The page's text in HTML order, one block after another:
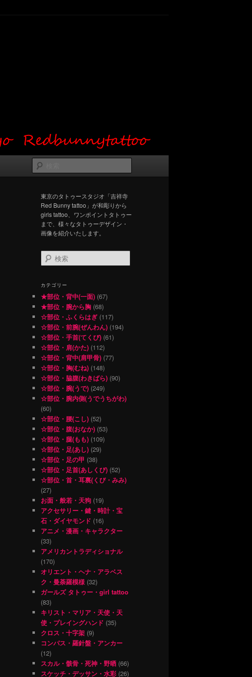
索
東京のタトゥースタジオ「吉祥寺
Red Bunny tattoo」が和彫りから
girls tattoo、ワンポイントタトゥー
まで、様々なタトゥーデザイン・
画像を紹介いたします。
検
索
カテゴリー
★部位・背中(一面) (67)
★部位・腕から胸 (68)
☆部位・ふくらはぎ (117)
☆部位・前腕(ぜんわん) (194)
☆部位・手首(てくび) (61)
☆部位・肩(かた) (112)
☆部位・背中(肩甲骨) (77)
☆部位・胸(むね) (148)
☆部位・脇腹(わきばら) (90)
☆部位・腕(うで) (249)
☆部位・腕内側(うでうちがわ)
(60)
☆部位・腰(こし) (52)
☆部位・腹(おなか) (53)
☆部位・腿(もも) (109)
☆部位・足(あし) (29)
☆部位・足の甲 (38)
☆部位・足首(あしくび) (52)
☆部位・首・耳裏(くび・みみ)
(27)
お面・般若・天狗 (19)
アクセサリー・鍵・時計・宝
石・ダイヤモンド (16)
アニメ・漫画・キャラクター
(33)
アメリカントラディショナル
(170)
オリエント・ヘナ・アラベス
ク・曼荼羅模様 (32)
ガールズ タトゥー・girl tattoo
(83)
キリスト・マリア・天使・天
使・プレイングハンド (35)
クロス・十字架 (9)
コンパス・羅針盤・アンカー
(12)
スカル・骸骨・死神・野晒 (66)
スケッチ・デッサン・水彩 (26)